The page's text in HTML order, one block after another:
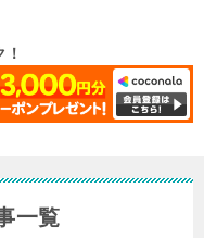
一覧